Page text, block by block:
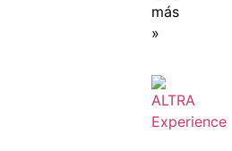
más
»